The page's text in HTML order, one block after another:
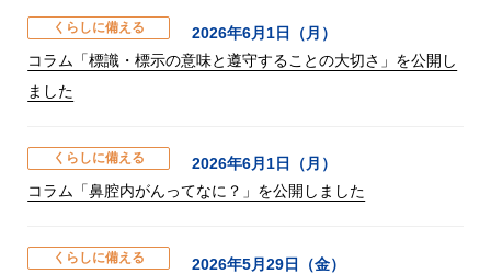
くらしに備える
2026年6月1日（月）
コラム「標識・標示の意味と遵守することの大切さ」を公開し
ました
くらしに備える
2026年6月1日（月）
コラム「鼻腔内がんってなに？」を公開しました
くらしに備える
2026年5月29日（金）